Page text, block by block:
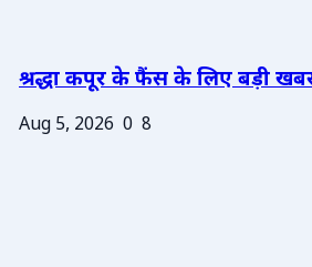
श्रद्धा कपूर के फैंस के लिए बड़ी
Aug 5, 2026 0 8